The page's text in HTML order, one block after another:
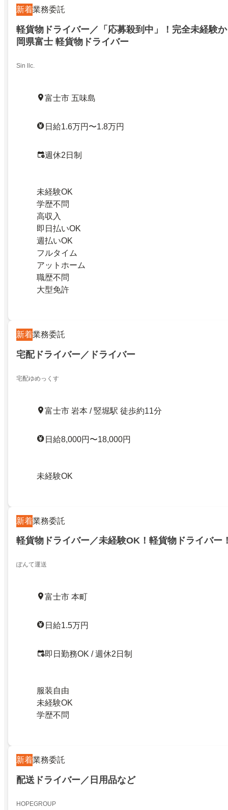
新着業務委託
軽貨物ドライバー／「応募殺到中」！完全未経験
岡県富士 軽貨物ドライバー
Sin llc.
富士市 五味島
日給1.6万円〜1.8万円
週休2日制
未経験OK
学歴不問
高収入
即日払いOK
週払いOK
フルタイム
アットホーム
職歴不問
大型免許
新着業務委託
宅配ドライバー／ドライバー
宅配ゆめっくす
富士市 岩本 / 竪堀駅 徒歩約11分
日給8,000円〜18,000円
未経験OK
新着業務委託
軽貨物ドライバー／未経験OK！軽貨物ドライバー
ぽんて運送
富士市 本町
日給1.5万円
即日勤務OK / 週休2日制
服装自由
未経験OK
学歴不問
新着業務委託
配送ドライバー／日用品など
HOPEGROUP